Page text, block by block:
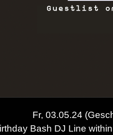
for a minute
Fr, 03.05.24
Bash DJ Line